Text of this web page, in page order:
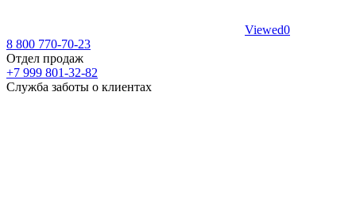
Viewed0
8 800 770-70-23
Отдел продаж
+7 999 801-32-82
Служба заботы о клиентах